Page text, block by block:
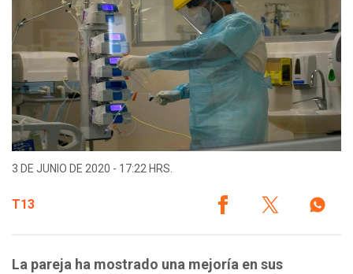
3 DE JUNIO DE 2020 - 17:22 HRS.
T13
La pareja ha mostrado una mejoría en sus